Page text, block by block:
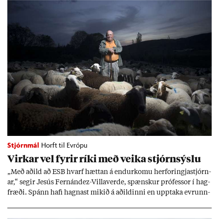
Stjórnmál Horft til Evrópu
Virk­ar vel fyr­ir ríki með veika stjórn­sýslu
„Með að­ild að ESB hvarf hætt­an á end­ur­komu her­for­ingja­stjórn­
ar,“ seg­ir Jesús Fer­nández-Villa­ver­de, spænsk­ur pró­fess­or í hag­
fræði. Spánn hafi hagn­ast mik­ið á að­ild­inni en upp­taka evr­unn­